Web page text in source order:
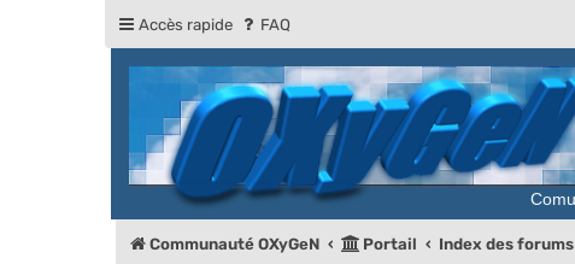
Accès rapide FAQ
Communauté OXyGeN Portail Index des forums